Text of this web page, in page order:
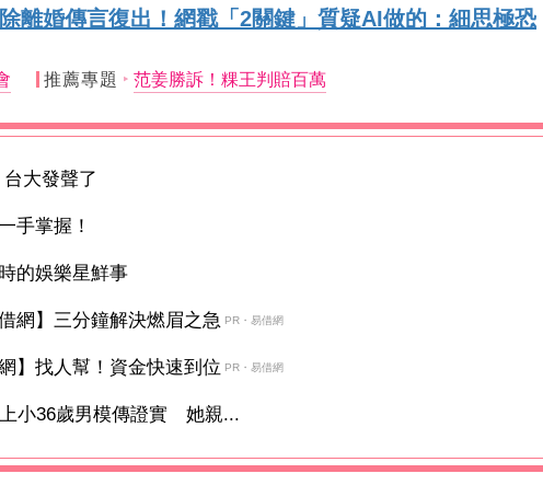
離婚傳言復出！網戳「2關鍵」質疑AI做的：細思極恐
推薦專題 范姜勝訴！粿王判賠百萬
大發聲了
手掌握！
的娛樂星鮮事
網】三分鐘解決燃眉之急 PR・易借網
】找人幫！資金快速到位 PR・易借網
小36歲男模傳證實 她親...